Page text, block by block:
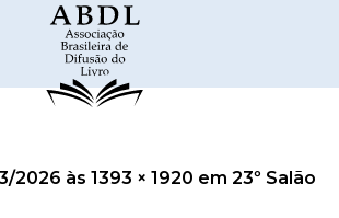
2026 às 1393 × 1920 em 23º Salão